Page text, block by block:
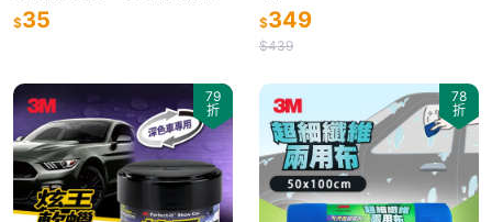
皺提升鏡面反照度 漆層延流研磨
整平拉皮
$35 $349
$439
79
折
78
折